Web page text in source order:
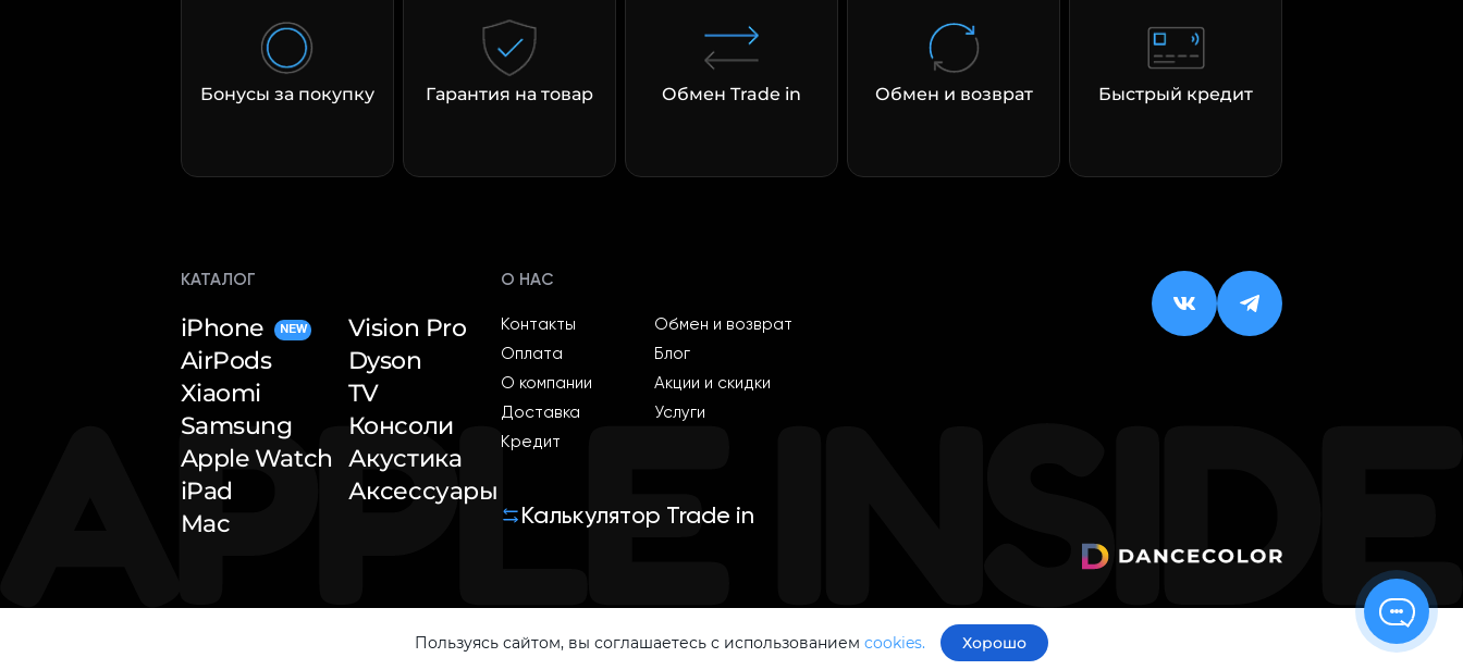
Бонусы за покупку Гарантия на товар Обмен Trade in Обмен и возврат Быстрый кредит
КАТАЛОГ
iPhone NEW
AirPods
Xiaomi
Samsung
Apple Watch
iPad
Mac
Vision Pro
Dyson
TV
Консоли
Акустика
Аксессуары
О НАС
Контакты
Оплата
О компании
Доставка
Кредит
Обмен и возврат
Блог
Акции и скидки
Услуги
Калькулятор Trade in
© 2026 — Apple Inside. All rights reserved. Политика конфиденциальностиОферта
Пользуясь сайтом, вы соглашаетесь с использованием cookies. Хорошо